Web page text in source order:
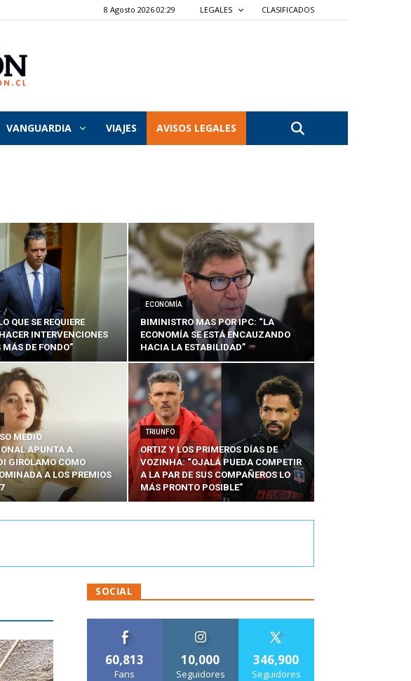
8 Agosto 2026 02:29 LEGALES CLASIFICADOS
VANGUARDIA VIAJES AVISOS LEGALES
QUE SE REQUIERE
INTERVENCIONES
MÁS DE FONDO”
ECONOMÍA
BIMINISTRO MAS POR IPC: “LA
ECONOMÍA SE ESTÁ ENCAUZANDO
HACIA LA ESTABILIDAD”
MEDIO
APUNTA A
GIROLAMO COMO
A LOS PREMIOS
TRIUNFO
ORTIZ Y LOS PRIMEROS DÍAS DE
VOZINHA: “OJALÁ PUEDA COMPETIR
A LA PAR DE SUS COMPAÑEROS LO
MÁS PRONTO POSIBLE”
SOCIAL
60,813
Fans
10,000
Seguidores
346,900
Seguidores